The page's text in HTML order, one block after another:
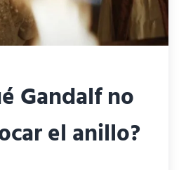
Gandalf no
el anillo?